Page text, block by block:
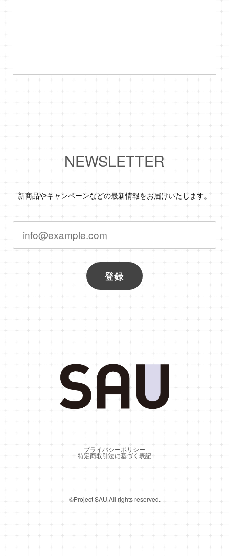
NEWSLETTER
新商品やキャンペーンなどの最新情報をお届けいたします。
登録
プライバシーポリシー
特定商取引法に基づく表記
©︎Project SAU All rights reserved.